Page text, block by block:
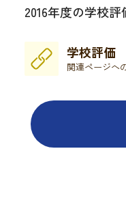
2016年度の学校評
学校評価
関連ページへ